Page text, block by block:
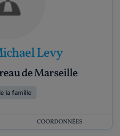
Levy
de Marseille
la famille
COORDONNÉES